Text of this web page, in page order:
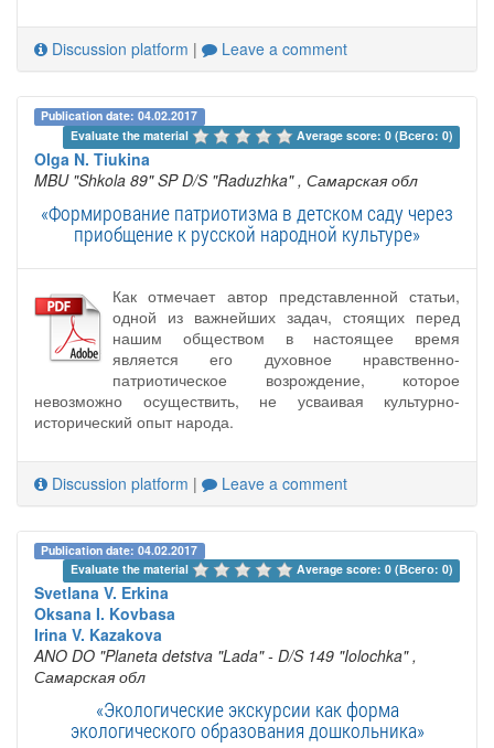
Discussion platform | Leave a comment
Publication date: 04.02.2017
Evaluate the material
Average score: 0 (Всего: 0)
Olga N. Tiukina
MBU "Shkola 89" SP D/S "Raduzhka" , Самарская обл
«Формирование патриотизма в детском саду через
приобщение к русской народной культуре»
Как отмечает автор представленной статьи,
одной из важнейших задач, стоящих перед
нашим обществом в настоящее время
является его духовное нравственно-
патриотическое возрождение, которое
невозможно осуществить, не усваивая культурно-
исторический опыт народа.
Discussion platform | Leave a comment
Publication date: 04.02.2017
Evaluate the material
Average score: 0 (Всего: 0)
Svetlana V. Erkina
Oksana I. Kovbasa
Irina V. Kazakova
ANO DO "Planeta detstva "Lada" - D/S 149 "Iolochka" ,
Самарская обл
«Экологические экскурсии как форма
экологического образования дошкольника»